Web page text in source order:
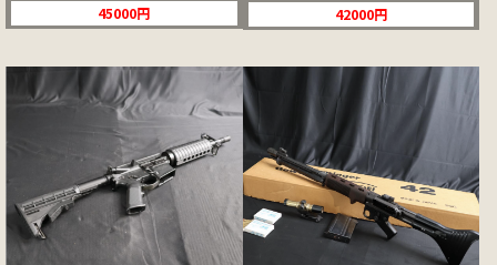
45000円
42000円